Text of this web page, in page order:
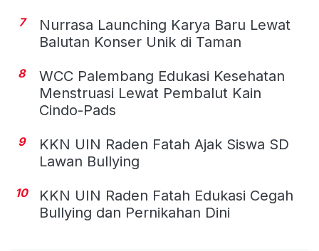
7
Nurrasa Launching Karya Baru Lewat
Balutan Konser Unik di Taman
8
WCC Palembang Edukasi Kesehatan
Menstruasi Lewat Pembalut Kain
Cindo-Pads
9
KKN UIN Raden Fatah Ajak Siswa SD
Lawan Bullying
10
KKN UIN Raden Fatah Edukasi Cegah
Bullying dan Pernikahan Dini